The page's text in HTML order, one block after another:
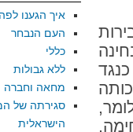
איך הגענו לפה
העם הנבחר
כללי
ללא גבולות
מחאה וחברה
סגירתה של
הישראלית